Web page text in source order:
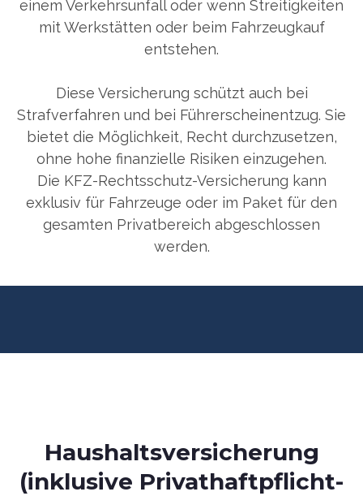
einem Verkehrsunfall oder wenn Streitigkeiten
mit Werkstätten oder beim Fahrzeugkauf
entstehen.
Diese Versicherung schützt auch bei
Strafverfahren und bei Führerscheinentzug. Sie
bietet die Möglichkeit, Recht durchzusetzen,
ohne hohe finanzielle Risiken einzugehen.
Die KFZ-Rechtsschutz-Versicherung kann
exklusiv für Fahrzeuge oder im Paket für den
gesamten Privatbereich abgeschlossen
werden.
Haushaltsversicherung
(inklusive Privathaftpflicht-